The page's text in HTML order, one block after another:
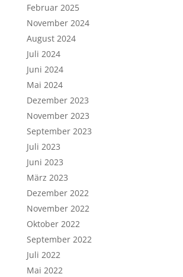
Februar 2025
November 2024
August 2024
Juli 2024
Juni 2024
Mai 2024
Dezember 2023
November 2023
September 2023
Juli 2023
Juni 2023
März 2023
Dezember 2022
November 2022
Oktober 2022
September 2022
Juli 2022
Mai 2022